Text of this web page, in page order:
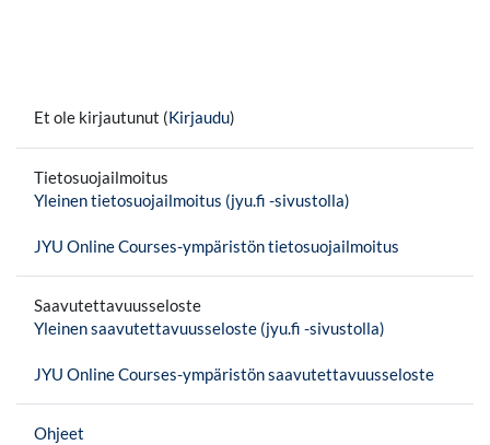
Et ole kirjautunut (Kirjaudu)
Tietosuojailmoitus
Yleinen tietosuojailmoitus (jyu.fi -sivustolla)
JYU Online Courses-ympäristön tietosuojailmoitus
Saavutettavuusseloste
Yleinen saavutettavuusseloste (jyu.fi -sivustolla)
JYU Online Courses-ympäristön saavutettavuusseloste
Ohjeet